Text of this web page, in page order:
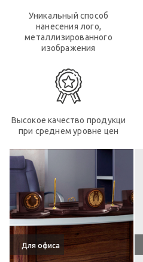
Уникальный способ
нанесения лого,
металлизированного
изображения
Высокое качество продукци
при среднем уровне цен
Для офиса